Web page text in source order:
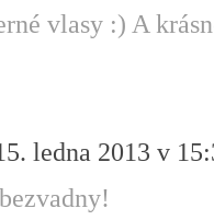
vlasy :) A
ledna 2013 v